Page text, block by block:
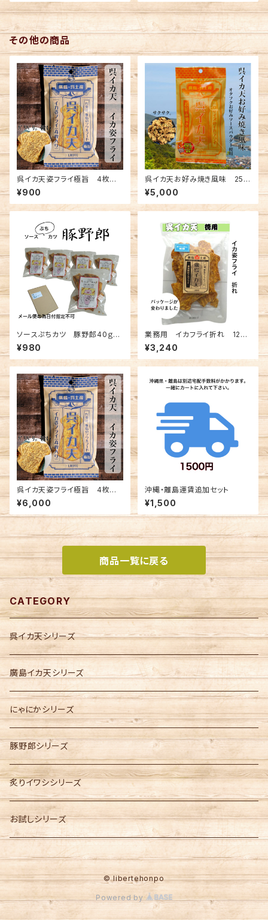
その他の商品
呉イカ天姿フライ極旨 4枚入×
4袋セット(メール便送料込み)
※複数個の注文不可
¥900
呉イカ天お好み焼き風味 25ｇ
入×20袋セット(宅配手数料込
み)
¥5,000
ソースぷちカツ 豚野郎40ｇ×5
袋セット(メール便送料込み)
※複数個の注文不可
¥980
業務用 イカフライ折れ 125ｇ
×10袋セット (宅配送料無料)
¥3,240
呉イカ天姿フライ極旨 4枚入×
30袋セット(宅配送料無料)
¥6,000
沖縄・離島運賃追加セット
¥1,500
商品一覧に戻る
CATEGORY
呉イカ天シリーズ
廣島イカ天シリーズ
にゃにかシリーズ
豚野郎シリーズ
炙りイワシシリーズ
お試しシリーズ
© libertehonpo
Powered by